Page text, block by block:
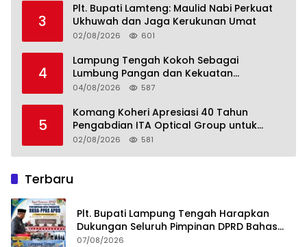
3
Plt. Bupati Lamteng: Maulid Nabi Perkuat
Ukhuwah dan Jaga Kerukunan Umat
02/08/2026 601
4
Lampung Tengah Kokoh Sebagai
Lumbung Pangan dan Kekuatan
Perkebunan Lampung, Komang Koheri:
Menuju Indonesia Emas 2045
04/08/2026 587
5
Komang Koheri Apresiasi 40 Tahun
Pengabdian ITA Optical Group untuk
Kesehatan Mata Masyarakat Lamteng
02/08/2026 581
Terbaru
Plt. Bupati Lampung Tengah Harapkan
Dukungan Seluruh Pimpinan DPRD Bahas
RKUA-PPAS APBD Tahun 2027
07/08/2026